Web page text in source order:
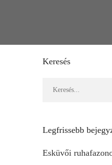
Keresés
Legfrissebb
Esküvői